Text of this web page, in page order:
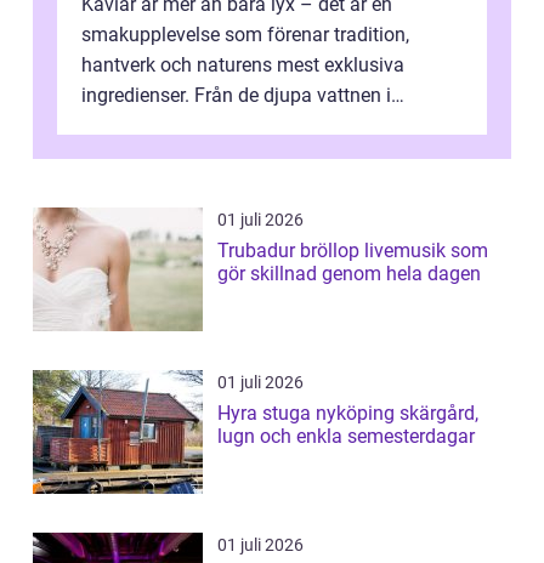
smakupplevelse som förenar tradition,
hantverk och naturens mest exklusiva
ingredienser. Från de djupa vattnen i
01 juli 2026
Trubadur bröllop livemusik som
gör skillnad genom hela dagen
01 juli 2026
Hyra stuga nyköping skärgård,
lugn och enkla semesterdagar
01 juli 2026